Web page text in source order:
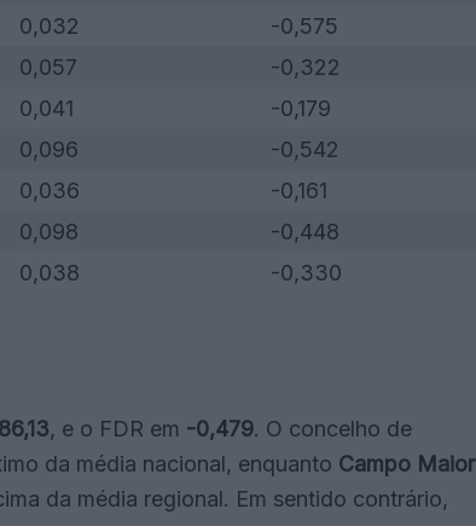
0,032
-0,575
0,057
-0,322
0,041
-0,179
0,096
-0,542
0,036
-0,161
0,098
-0,448
0,038 -0,330
86,13, e o FDR em -0,479. O concelho de
da média nacional, enquanto Campo Maior
da média regional. Em sentido contrário,